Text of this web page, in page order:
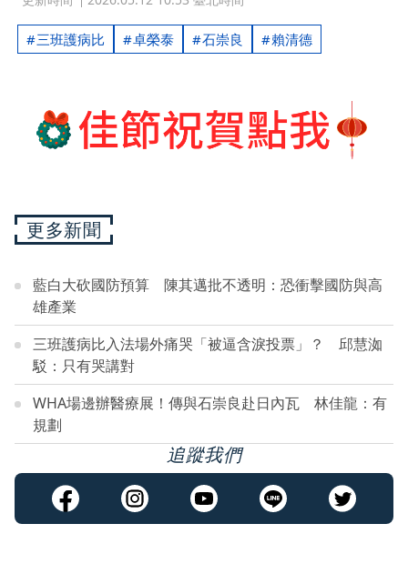
三班護病比 卓榮泰 石崇良 賴清德
更多新聞
藍白大砍國防預算 陳其邁批不透明：恐衝擊國防與高
雄產業
三班護病比入法場外痛哭「被逼含淚投票」？ 邱慧洳
駁：只有哭講對
WHA場邊辦醫療展！傳與石崇良赴日內瓦 林佳龍：有
規劃
追蹤我們